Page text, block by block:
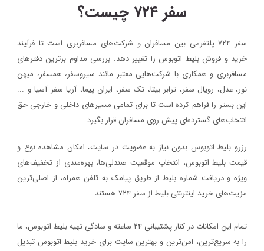
سفر ۷۲۴ چیست؟
سفر ۷۲۴ پلتفرمی بین مسافران و شرکت‌های مسافربری است تا فرآیند
خرید و فروش بلیط اتوبوس را تغییر دهد. بررسی مداوم برترین دفترهای
مسافربری و همکاری با شرکت‌هایی معتبر مانند سیروسفر، همسفر، میهن‌
نور، عدل، رویال سفر، ترابر بیتا، تک سفر، ایران پیما، آریا سفر آسیا و ...
این بستر را فراهم کرده است تا برای تمامی مسیرهای داخلی و خارجی حق
انتخاب‌های گسترده‌ای پیش روی مسافران قرار بگیرد.
رزرو بلیط اتوبوس بدون نیاز به عضویت در سایت، امکان مشاهده نوع و
قیمت بلیط اتوبوس، انتخاب موقعیت صندلی‌ها، بهره‌مندی از تخفیف‌های
ویژه و دریافت شماره‌ بلیط از طریق پیامک به تلفن همراه، از اصلی‌ترین
مزیت‌های خرید اینترنتی بلیط از سفر ۷۲۴ هستند.
تمام این امکانات در کنار پشتیبانی‌ ۲۴ ساعته و سادگی تهیه بلیط اتوبوس، ما
را به سریع‌ترین، امن‌ترین و بهترین سایت برای خرید بلیط اتوبوس تبدیل